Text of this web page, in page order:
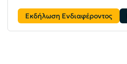
Εκδήλωση Ενδιαφέροντος